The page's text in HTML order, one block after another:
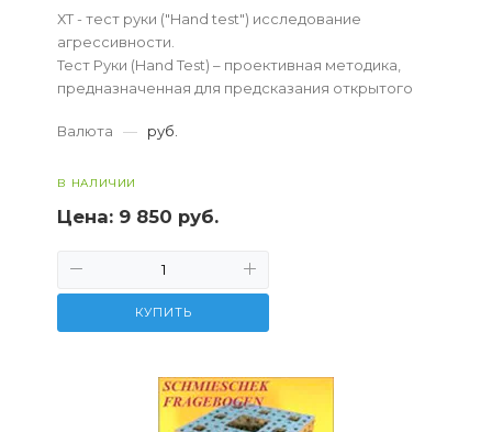
ХТ - тест руки ("Hand test") исследование
агрессивности.
Тест Руки (Hand Test) – проективная методика,
предназначенная для предсказания открытого
Валюта
— руб.
В НАЛИЧИИ
Цена: 9 850 руб.
КУПИТЬ